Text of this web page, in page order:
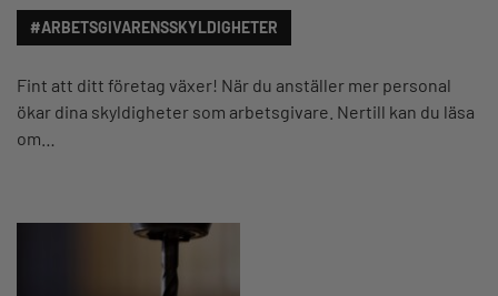
#ARBETSGIVARENSSKYLDIGHETER
Fint att ditt företag växer! När du anställer mer personal
ökar dina skyldigheter som arbetsgivare. Nertill kan du läsa
om…